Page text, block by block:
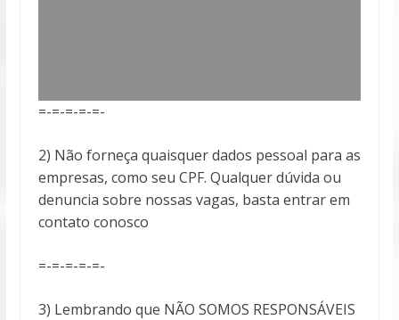
=-=-=-=-=-
2) Não forneça quaisquer dados pessoal para as
empresas, como seu CPF. Qualquer dúvida ou
denuncia sobre nossas vagas, basta entrar em
contato conosco
=-=-=-=-=-
3) Lembrando que NÃO SOMOS RESPONSÁVEIS